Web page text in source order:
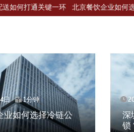
键一环 北京餐饮企业如何选择冷链公
日 1分钟
业如何选择冷链公
深
锁